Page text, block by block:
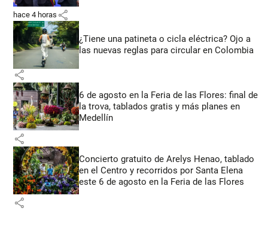
hace 4 horas share
¿Tiene una patineta o cicla eléctrica? Ojo a
las nuevas reglas para circular en Colombia
share
6 de agosto en la Feria de las Flores: final de
la trova, tablados gratis y más planes en
Medellín
share
Concierto gratuito de Arelys Henao, tablado
en el Centro y recorridos por Santa Elena
este 6 de agosto en la Feria de las Flores
share